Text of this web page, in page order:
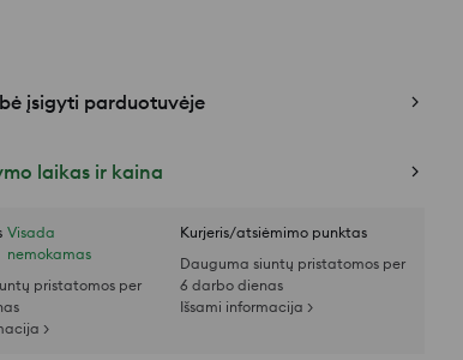
įsigyti parduotuvėje
laikas ir kaina
Visada
nemokamas
pristatomos per
>
Kurjeris/atsiėmimo punktas
Dauguma siuntų pristatomos per
6 darbo dienas
Išsami informacija >